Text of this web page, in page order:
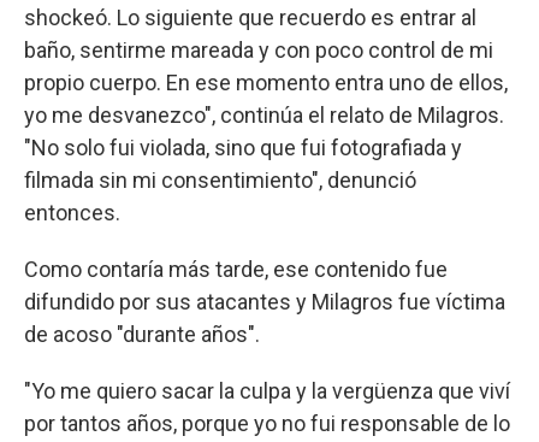
shockeó. Lo siguiente que recuerdo es entrar al
baño, sentirme mareada y con poco control de mi
propio cuerpo. En ese momento entra uno de ellos,
yo me desvanezco", continúa el relato de Milagros.
"No solo fui violada, sino que fui fotografiada y
filmada sin mi consentimiento", denunció
entonces.
Como contaría más tarde, ese contenido fue
difundido por sus atacantes y Milagros fue víctima
de acoso "durante años".
"Yo me quiero sacar la culpa y la vergüenza que viví
por tantos años, porque yo no fui responsable de lo